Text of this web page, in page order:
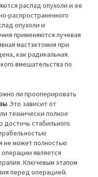
распад опухоли и ее
распространенного
опухоли и
применяются лучевая
мастэктомия при
как радикальная.
вмешательства по
ли прооперировать
. Это зависит от
технически полное
достичь стабильного
не может полностью
является
Ключевым этапом
перед операцией.